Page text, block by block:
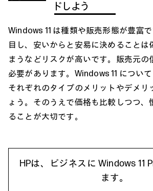
ドしよう
Windows 11 は種類や販売形態が豊富
目し、安いからと安易に決めることは
まうなどリスクが高いです。販売元の
必要があります。Windows 11 について
それぞれのタイプのメリットやデメリ
ょう。そのうえで価格も比較しつつ、
ることが大切です。
HPは、ビジネスに Windows 11
ます。